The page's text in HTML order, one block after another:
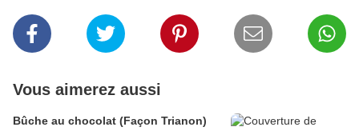
Vous aimerez aussi
Bûche au chocolat (Façon Trianon)